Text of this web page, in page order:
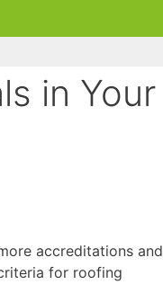
in Your
accreditations and
for roofing